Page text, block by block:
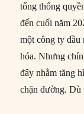
tổng thống
đến cuối năm
một công ty dầu
hóa. Nhưng
đây nhằm tăng
chặn đường. Dù